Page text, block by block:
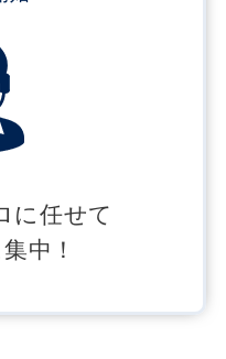
に任せて
中！